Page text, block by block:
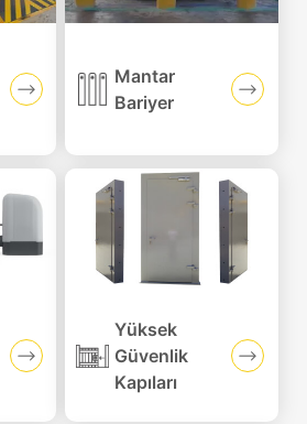
Mantar
Bariyer
Yüksek
Güvenlik
Kapıları